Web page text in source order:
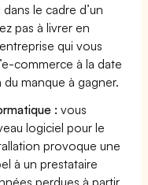
dans le cadre d’un
pas à livrer en
qui vous
commerce à la date
manque à gagner.
: vous
logiciel pour le
provoque une
à un prestataire
perdues à partir